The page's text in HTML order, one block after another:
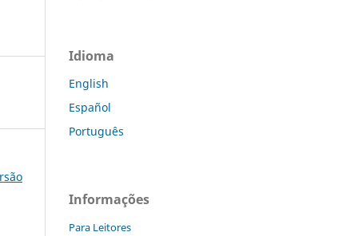
Idioma
English
Español
Português
Informações
Para Leitores